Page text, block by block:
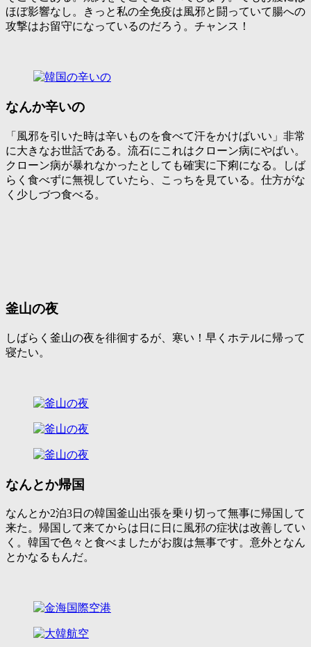
ほぼ影響なし。きっと私の全免疫は風邪と闘っていて腸への
攻撃はお留守になっているのだろう。チャンス！
なんか辛いの
「 風邪を引いた時は辛いものを食べて汗をかけばいい 」非常
に大きなお世話である。流石にこれはクローン病にやばい。
クローン病が暴れなかったとしても確実に下痢になる。しば
らく食べずに無視していたら、こっちを見ている。仕方がな
く少しづつ食べる。
釜山の夜
しばらく釜山の夜を徘徊するが、寒い！早くホテルに帰って
寝たい。
なんとか帰国
なんとか2泊3日の韓国釜山出張を乗り切って無事に帰国して
来た。帰国して来てからは日に日に風邪の症状は改善してい
く。韓国で色々と食べましたがお腹は無事です。意外となん
とかなるもんだ。